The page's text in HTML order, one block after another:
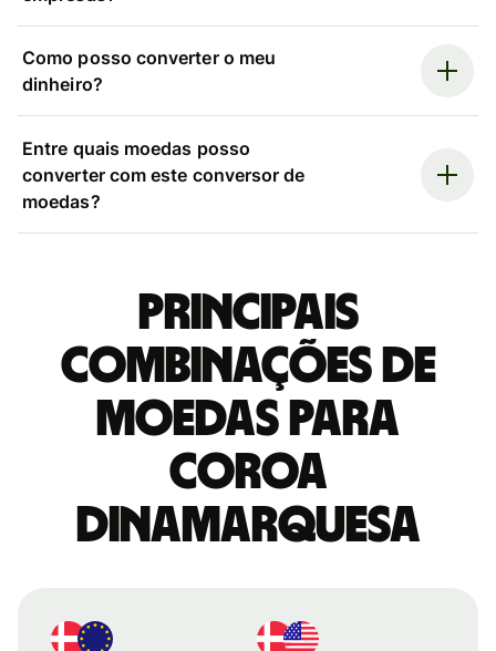
Como posso converter o meu
dinheiro?
Entre quais moedas posso
converter com este conversor de
moedas?
Principais
combinações de
moedas para
Coroa
dinamarquesa